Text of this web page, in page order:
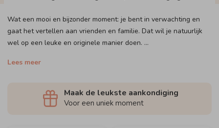
Wat een mooi en bijzonder moment: je bent in verwachting en
gaat het vertellen aan vrienden en familie. Dat wil je natuurlijk
wel op een leuke en originele manier doen. ...
Lees meer
Maak de leukste aankondiging
Voor een uniek moment